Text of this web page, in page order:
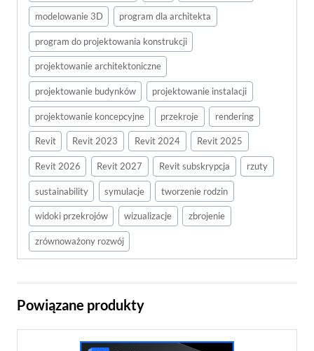
modelowanie 3D program dla architekta
program do projektowania konstrukcji
projektowanie architektoniczne
projektowanie budynków projektowanie instalacji
projektowanie koncepcyjne przekroje rendering
Revit Revit 2023 Revit 2024 Revit 2025
Revit 2026 Revit 2027 Revit subskrypcja rzuty
sustainability symulacje tworzenie rodzin
widoki przekrojów wizualizacje zbrojenie
zrównoważony rozwój
Powiązane produkty